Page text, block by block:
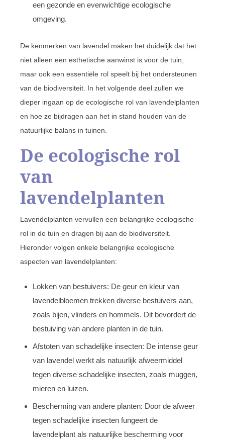
een gezonde en evenwichtige ecologische
omgeving.
De kenmerken van lavendel maken het duidelijk dat het
niet alleen een esthetische aanwinst is voor de tuin,
maar ook een essentiële rol speelt bij het ondersteunen
van de biodiversiteit. In het volgende deel zullen we
dieper ingaan op de ecologische rol van lavendelplanten
en hoe ze bijdragen aan het in stand houden van de
natuurlijke balans in tuinen.
De ecologische rol
van
lavendelplanten
Lavendelplanten vervullen een belangrijke ecologische
rol in de tuin en dragen bij aan de biodiversiteit.
Hieronder volgen enkele belangrijke ecologische
aspecten van lavendelplanten:
Lokken van bestuivers: De geur en kleur van
lavendelbloemen trekken diverse bestuivers aan,
zoals bijen, vlinders en hommels. Dit bevordert de
bestuiving van andere planten in de tuin.
Afstoten van schadelijke insecten: De intense geur
van lavendel werkt als natuurlijk afweermiddel
tegen diverse schadelijke insecten, zoals muggen,
mieren en luizen.
Bescherming van andere planten: Door de afweer
tegen schadelijke insecten fungeert de
lavendelplant als natuurlijke bescherming voor